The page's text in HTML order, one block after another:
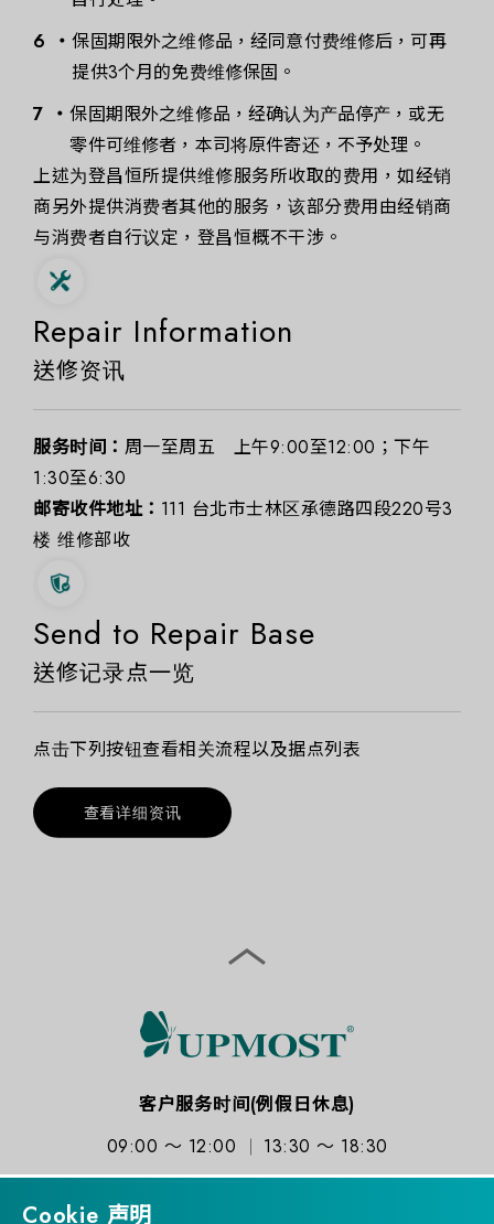
保固期限外之维修品，经同意付费维修后，可再
提供3个月的免费维修保固。
保固期限外之维修品，经确认为产品停产，或无
零件可维修者，本司将原件寄还，不予处理。
上述为登昌恒所提供维修服务所收取的费用，如经销
商另外提供消费者其他的服务，该部分费用由经销商
与消费者自行议定，登昌恒概不干涉。
Repair Information
送修资讯
服务时间： 周一至周五 上午9:00至12:00；下午
1:30至6:30
邮寄收件地址： 111 台北市士林区承德路四段220号3
楼 维修部收
Send to Repair Base
送修记录点一览
点击下列按钮查看相关流程以及据点列表
查看详细资讯
客户服务时间(例假日休息)
09:00 ～ 12:00
13:30 ～ 18:30
Cookie 声明